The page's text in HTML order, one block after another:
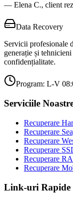
— Elena C., client
Data Recovery
Servicii profesionale
generație și
confidențialitate.
Program: L-V
Serviciile
Recuperare
Recuperare
Recuperare
Recuperare
Recuperare
Recuperare
Link-uri Rapide